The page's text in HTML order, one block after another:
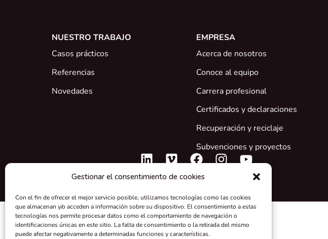
Gestionar el consentimiento de cookies
Con el fin de ofrecer el mejor servicio posible, utilizamos tecnologías como las cookies
que almacenan y/o acceden a información sobre su dispositivo. El consentimiento a estas
tecnologías nos permite procesar datos como el comportamiento de navegación o
identificaciones únicas en este sitio. La falta de consentimiento o la retirada del mismo
puede afectar negativamente a determinadas funciones y características.
NUESTRO TRABAJO
Casos prácticos
Referencias
Novedades
EMPRESA
Acerca de nosotros
Conoce al equipo
Carrera profesional
Certificados y declaraciones
Recuperación y reciclaje
Subvenciones y proyectos